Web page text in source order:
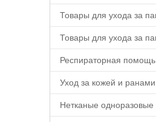
Респираторная помощь
Уход за кожей и ранами
Нетканые одноразовые